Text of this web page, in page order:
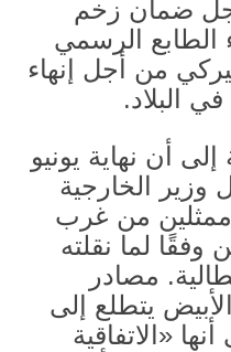
ضمان زخم
الرسمي
من أجل إنهاء
البلاد.
أن نهاية يونيو
وزير الخارجية
ممثلين من غرب
وفقًا لما نقلته
. مصادر
يتطلع إلى
« الاتفاقية